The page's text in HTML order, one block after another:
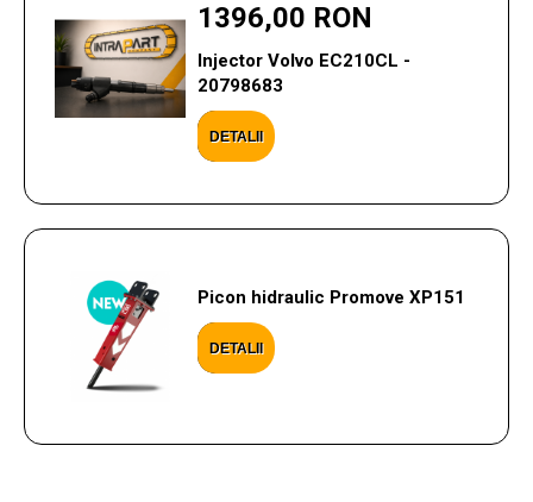
1396,00 RON
Injector Volvo EC210CL -
20798683
DETALII
Picon hidraulic Promove XP151
DETALII